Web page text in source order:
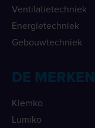
Ventilatietechniek
Energietechniek
Gebouwtechniek
DE MERKEN
Klemko
Lumiko